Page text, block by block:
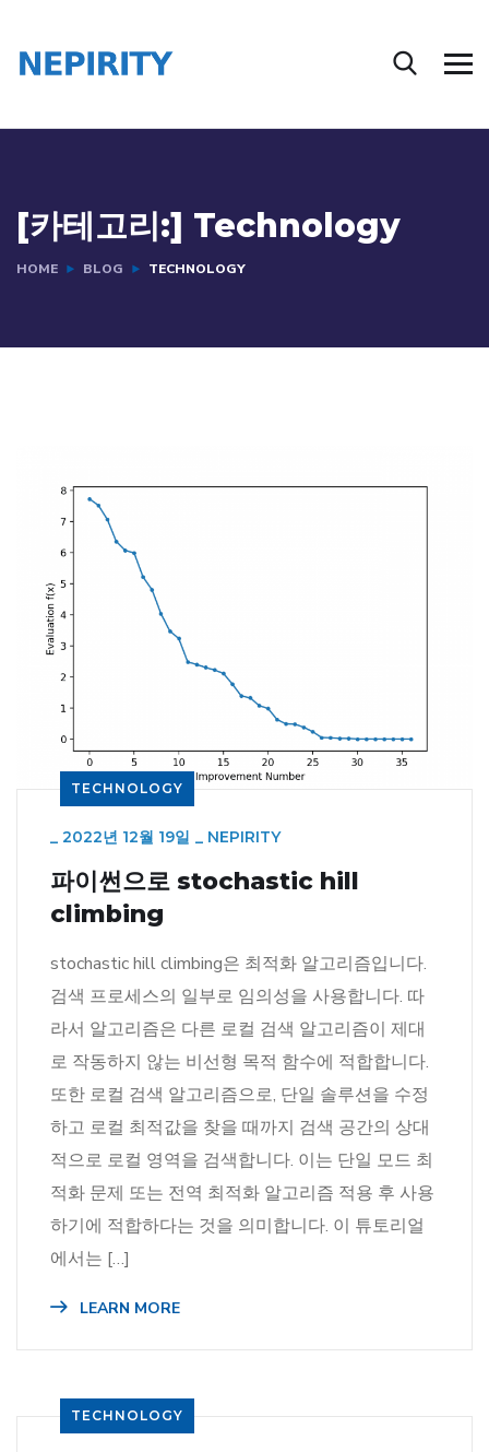
[카테고리:] Technology
HOME BLOG TECHNOLOGY
TECHNOLOGY
_ 2022년 12월 19일 _ NEPIRITY
파이썬으로 stochastic hill
climbing
stochastic hill climbing은 최적화 알고리즘입니다.
검색 프로세스의 일부로 임의성을 사용합니다. 따
라서 알고리즘은 다른 로컬 검색 알고리즘이 제대
로 작동하지 않는 비선형 목적 함수에 적합합니다.
또한 로컬 검색 알고리즘으로, 단일 솔루션을 수정
하고 로컬 최적값을 찾을 때까지 검색 공간의 상대
적으로 로컬 영역을 검색합니다. 이는 단일 모드 최
적화 문제 또는 전역 최적화 알고리즘 적용 후 사용
하기에 적합하다는 것을 의미합니다. 이 튜토리얼
에서는 […]
LEARN MORE
TECHNOLOGY